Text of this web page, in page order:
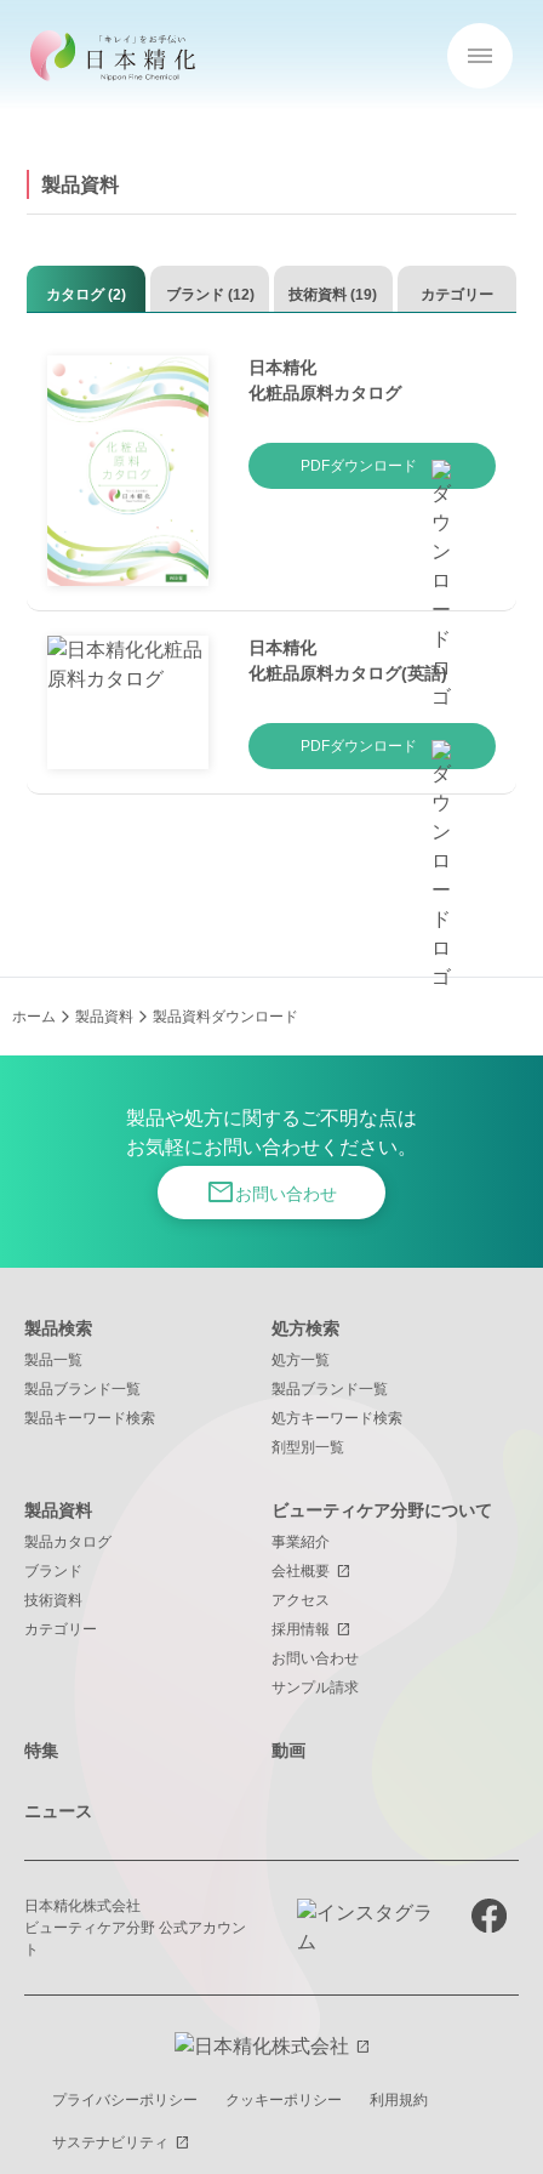
製品資料
カタログ (2) ブランド (12) 技術資料 (19) カテゴリー
日本精化
化粧品原料カタログ
PDFダウンロード
日本精化
化粧品原料カタログ(英語)
PDFダウンロード
PDFダウンロード
PDFダウンロード
PDFダウンロード
PDFダウンロード
PDFダウンロード
PDFダウンロード
Neosolue™-DiSM
Phosholipid
技術資料
Plandool™-G
RepairLipid-DSL
技術資料
技術資料
ホーム 製品資料 製品資料ダウンロード
製品や処方に関するご不明な点は
お気軽にお問い合わせください。
mailお問い合わせ
製品検索
製品一覧
製品ブランド一覧
製品キーワード検索
処方検索
処方一覧
製品ブランド一覧
処方キーワード検索
剤型別一覧
製品資料
製品カタログ
ブランド
技術資料
カテゴリー
ビューティケア分野について
事業紹介
会社概要 open_in_new
アクセス
採用情報
open_in_new
お問い合わせ
サンプル請求
特集 動画
ニュース
日本精化株式会社
ビューティケア分野 公式アカウン
ト
プライバシーポリシー クッキーポリシー 利用規約
サステナビリティ open_in_new
open_in_new